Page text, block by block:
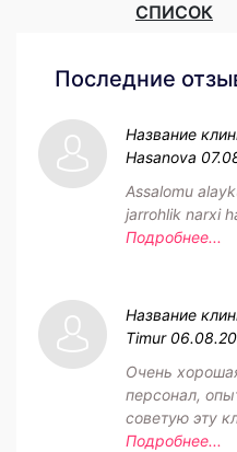
СПИСОК
Последние
Название
Hasanova
Assalomu
jarrohlik narxi
Подробнее...
Название
Timur
Очень
персонал,
советую эту
Подробнее...